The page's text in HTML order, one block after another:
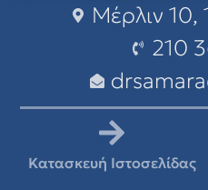
Μέρλιν 10,
210
Κατασκευή Ιστοσελίδας